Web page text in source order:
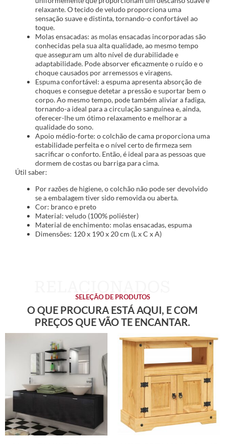
relaxante. O tecido de veludo proporciona uma
sensação suave e distinta, tornando-o confortável ao
toque.
Molas ensacadas: as molas ensacadas incorporadas são
conhecidas pela sua alta qualidade, ao mesmo tempo
que asseguram um alto nível de durabilidade e
adaptabilidade. Pode absorver eficazmente o ruído e o
choque causados por arremessos e viragens.
Espuma confortável: a espuma apresenta absorção de
choques e consegue detetar a pressão e suportar bem o
corpo. Ao mesmo tempo, pode também aliviar a fadiga,
tornando-a ideal para a circulação sanguínea e, ainda,
oferecer-lhe um ótimo relaxamento e melhorar a
qualidade do sono.
Apoio médio-forte: o colchão de cama proporciona uma
estabilidade perfeita e o nível certo de firmeza sem
sacrificar o conforto. Então, é ideal para as pessoas que
dormem de costas ou barriga para cima.
Útil saber:
Por razões de higiene, o colchão não pode ser devolvido
se a embalagem tiver sido removida ou aberta.
Cor: branco e preto
Material: veludo (100% poliéster)
Material de enchimento: molas ensacadas, espuma
Dimensões: 120 x 190 x 20 cm (L x C x A)
SELEÇÃO DE PRODUTOS
O QUE PROCURA ESTÁ AQUI, E COM
PREÇOS QUE VÃO TE ENCANTAR.